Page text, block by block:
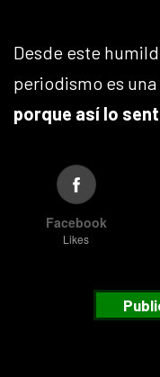
Desde este
periodismo es una
porque así lo
Facebook
Likes